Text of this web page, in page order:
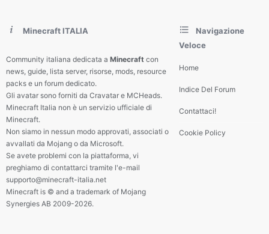
Minecraft ITALIA
Community italiana dedicata a Minecraft con
news, guide, lista server, risorse, mods, resource
packs e un forum dedicato.
Gli avatar sono forniti da Cravatar e MCHeads.
Minecraft Italia non è un servizio ufficiale di
Minecraft.
Non siamo in nessun modo approvati, associati o
avvallati da Mojang o da Microsoft.
Se avete problemi con la piattaforma, vi
preghiamo di contattarci tramite l'e-mail
supporto@minecraft-italia.net
Minecraft is © and a trademark of Mojang
Synergies AB 2009-2026.
Navigazione
Veloce
Home
Indice Del Forum
Contattaci!
Cookie Policy